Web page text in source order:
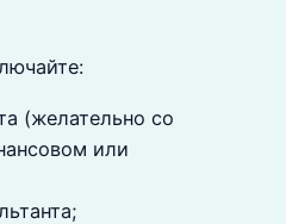
(желательно со
или